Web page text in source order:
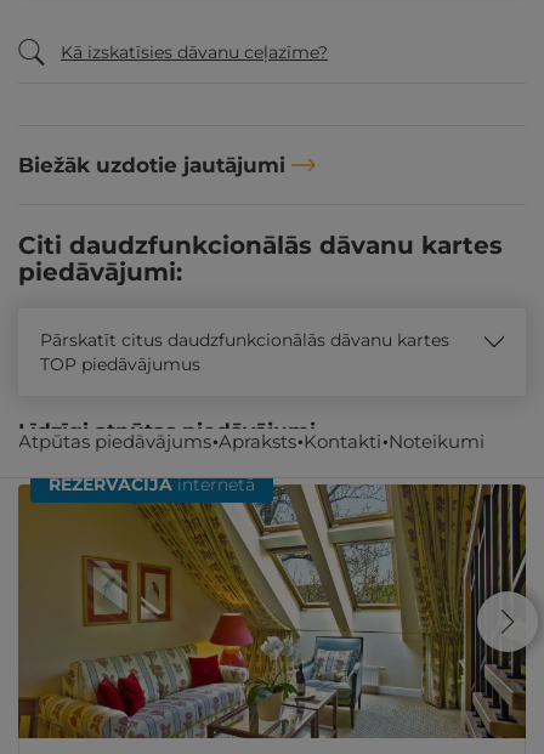
Kā izskatīsies dāvanu ceļazīme?
Biežāk uzdotie jautājumi
Atpūtas piedāvājums Apraksts Kontakti Noteikumi
Citi daudzfunkcionālās dāvanu kartes
piedāvājumi:
Pārskatīt citus daudzfunkcionālās dāvanu kartes
TOP piedāvājumus
Līdzīgi atpūtas piedāvājumi
REZERVĀCIJAinternetā